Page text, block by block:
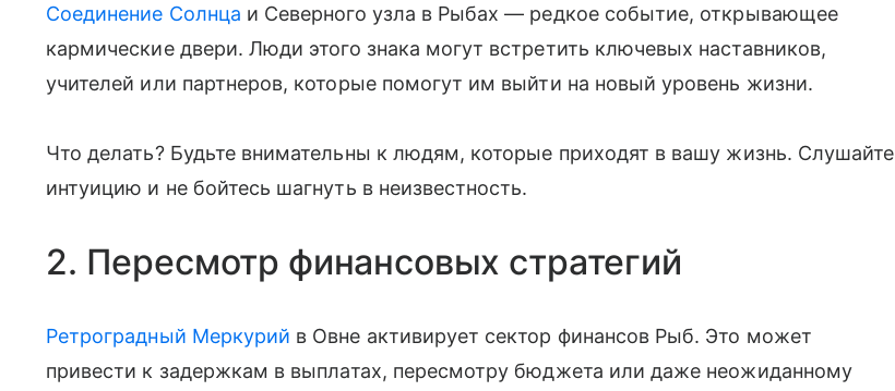
Соединение Солнца и Северного узла в Рыбах — редкое событие, открывающее
кармические двери. Люди этого знака могут встретить ключевых наставников,
учителей или партнеров, которые помогут им выйти на новый уровень жизни.
Что делать? Будьте внимательны к людям, которые приходят в вашу жизнь. Слушайте
интуицию и не бойтесь шагнуть в неизвестность.
2. Пересмотр финансовых стратегий
Ретроградный Меркурий в Овне активирует сектор финансов Рыб. Это может
привести к задержкам в выплатах, пересмотру бюджета или даже неожиданному